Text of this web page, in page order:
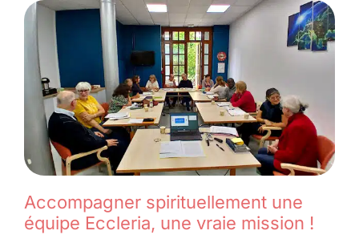
Accompagner spirituellement une
équipe Eccleria, une vraie mission !